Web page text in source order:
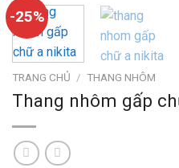
-25%
TRANG CHỦ / THANG NHÔM
Thang nhôm gấp